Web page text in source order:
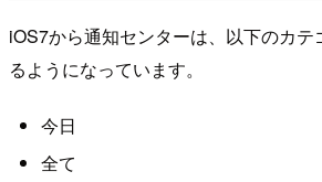
iOS7から通知センターは、以下のカ
るようになっています。
今日
全て